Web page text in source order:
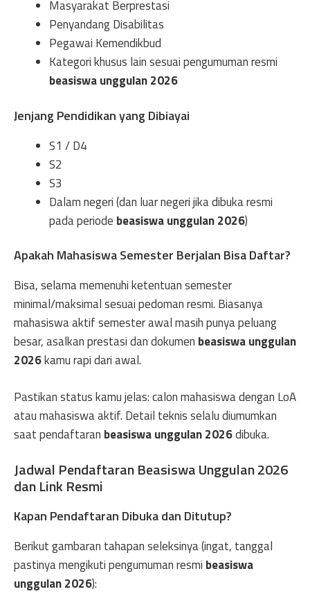
Masyarakat Berprestasi
Penyandang Disabilitas
Pegawai Kemendikbud
Kategori khusus lain sesuai pengumuman resmi
beasiswa unggulan 2026
Jenjang Pendidikan yang Dibiayai
S1 / D4
S2
S3
Dalam negeri (dan luar negeri jika dibuka resmi
pada periode beasiswa unggulan 2026)
Apakah Mahasiswa Semester Berjalan Bisa Daftar?
Bisa, selama memenuhi ketentuan semester
minimal/maksimal sesuai pedoman resmi. Biasanya
mahasiswa aktif semester awal masih punya peluang
besar, asalkan prestasi dan dokumen beasiswa unggulan
2026kamu rapi dari awal.
Pastikan status kamu jelas: calon mahasiswa dengan LoA
atau mahasiswa aktif. Detail teknis selalu diumumkan
saat pendaftaran beasiswa unggulan 2026dibuka.
Jadwal Pendaftaran Beasiswa Unggulan 2026
dan Link Resmi
Kapan Pendaftaran Dibuka dan Ditutup?
Berikut gambaran tahapan seleksinya (ingat, tanggal
pastinya mengikuti pengumuman resmi beasiswa
unggulan 2026):